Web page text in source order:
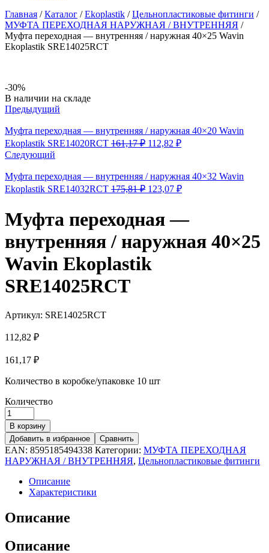
Главная /Каталог /Ekoplastik /Цельнопластиковые фитинги /
МУФТА ПЕРЕХОДНАЯ НАРУЖНАЯ / ВНУТРЕННЯЯ /
Муфта переходная — внутренняя / наружная 40×25 Wavin
Ekoplastik SRE14025RCT
-30%
Availability:
В наличии на складе
Предыдущий
Муфта переходная — внутренняя / наружная 40×20 Wavin
Ekoplastik SRE14020RCT 161,17₽ Первоначальная
161,17 ₽.
112,82 ₽Текущая
Следующий
Муфта переходная — внутренняя / наружная 40×32 Wavin
Ekoplastik SRE14032RCT 175,81₽ Первоначальная
175,81 ₽.
123,07 ₽Текущая
Муфта переходная —
внутренняя / наружная 40×25
Wavin Ekoplastik
SRE14025RCT
Артикул: SRE14025RCT
112,82 ₽
161,17 ₽
Количество в коробке/упаковке 10 шт
Количество
В корзину
Добавить в избранное
Сравнить
EAN: 8595185494338 Категории: МУФТА ПЕРЕХОДНАЯ
НАРУЖНАЯ / ВНУТРЕННЯЯ, Цельнопластиковые фитинги
Описание
Характеристики
Описание
Описание